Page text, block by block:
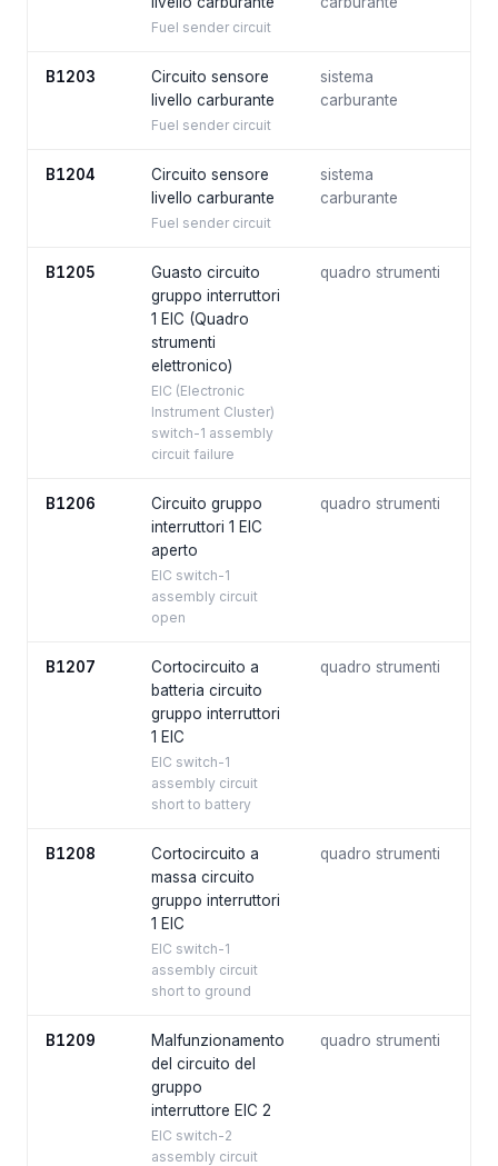
Fuel sender circuit
B1203
Circuito sensore
livello carburante
Fuel sender circuit
sistema
carburante
B1204
Circuito sensore
livello carburante
Fuel sender circuit
sistema
carburante
B1205
Guasto circuito
gruppo interruttori
1 EIC (Quadro
strumenti
elettronico)
EIC (Electronic
Instrument Cluster)
switch-1 assembly
circuit failure
quadro strumenti
B1206
Circuito gruppo
interruttori 1 EIC
aperto
EIC switch-1
assembly circuit
open
quadro strumenti
B1207
Cortocircuito a
batteria circuito
gruppo interruttori
1 EIC
EIC switch-1
assembly circuit
short to battery
quadro strumenti
B1208
Cortocircuito a
massa circuito
gruppo interruttori
1 EIC
EIC switch-1
assembly circuit
short to ground
quadro strumenti
B1209
Malfunzionamento
del circuito del
gruppo
interruttore EIC 2
EIC switch-2
assembly circuit
quadro strumenti